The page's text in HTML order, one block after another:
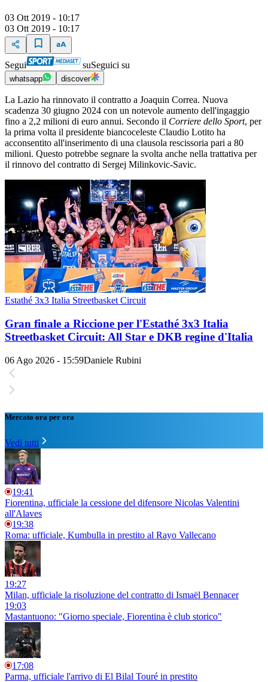
03 Ott 2019 - 10:17
03 Ott 2019 - 10:17
Segui suSeguici su
whatsapp discover
La Lazio ha rinnovato il contratto a Joaquin Correa. Nuova
scadenza 30 giugno 2024 con un notevole aumento dell'ingaggio
fino a 2,2 milioni di euro annui. Secondo il Corriere dello Sport, per
la prima volta il presidente biancoceleste Claudio Lotito ha
acconsentito all'inserimento di una clausola rescissoria pari a 80
milioni. Questo potrebbe segnare la svolta anche nella trattativa per
il rinnovo del contratto di Sergej Milinkovic-Savic.
Estathé 3x3 Italia Streetbasket Circuit
Gran finale a Riccione per l'Estathé 3x3 Italia
Streetbasket Circuit: All Star e DKB regine d'Italia
06 Ago 2026 - 15:59Daniele Rubini
Mercato ora per ora
Vedi tutti
19:41
Fiorentina, ufficiale la cessione del difensore Nicolas Valentini
all'Alaves
19:38
Roma: ufficiale, Kumbulla in prestito al Rayo Vallecano
19:27
Milan, ufficiale la risoluzione del contratto di Ismaël Bennacer
19:03
Mastantuono: "Giorno speciale, Fiorentina è club storico"
17:08
Parma, ufficiale l'arrivo di El Bilal Touré in prestito